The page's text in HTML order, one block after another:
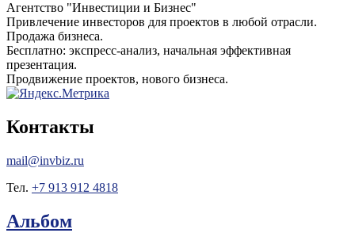
Агентство "Инвестиции и Бизнес"
Привлечение инвесторов для проектов в любой отрасли.
Продажа бизнеса.
Бесплатно: экспресс-анализ, начальная эффективная
презентация.
Продвижение проектов, нового бизнеса.
Контакты
mail@invbiz.ru
Тел. +7 913 912 4818
Альбом